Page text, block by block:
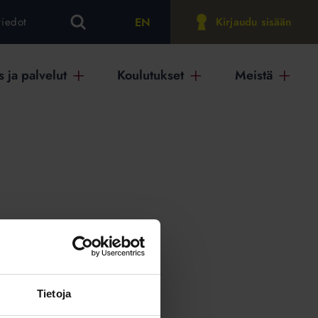
Tietoja
EN Kirjaudu sisään
ja palvelut Koulutukset Meistä